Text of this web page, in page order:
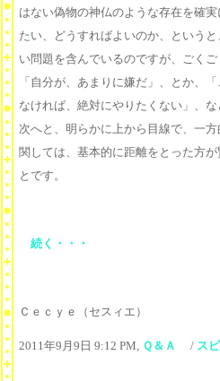
はない偽物の神仏のような存在を確
たい、どうすればよいのか、という
い問題を含んでいるのですが、ごくご
「自分が、あまりに嫌だ」、とか、
なければ、絶対にやりたくない」、
次へと、明らかに上から目線で、一
関しては、基本的に距離をとった方
とです。
続く・・・
Ｃｅｃｙｅ（セスィエ）
2011年9月9日 9:12 PM, Ｑ＆Ａ / ス